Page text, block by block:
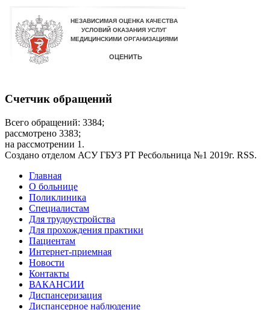
Счетчик обращений
Всего обращений: 3384;
рассмотрено 3383;
на рассмотрении 1.
Создано отделом АСУ ГБУЗ РТ Ресбольница №1 2019г. RSS.
Дополнительное
меню
Главная
О больнице
Поликлиника
Специалистам
Для трудоустройства
Для прохождения практики
Пациентам
Интернет-приемная
Новости
Контакты
ВАКАНСИИ
Диспансеризация
Диспансерное наблюдение